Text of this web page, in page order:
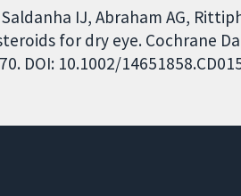
Saldanha IJ, Abraham AG,
for dry eye. Cochrane
DOI: 10.1002/